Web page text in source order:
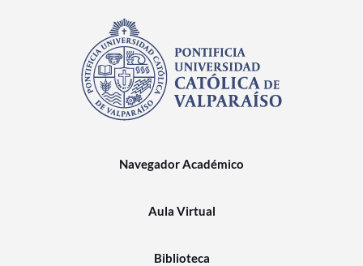
Navegador Académico
Aula Virtual
Biblioteca